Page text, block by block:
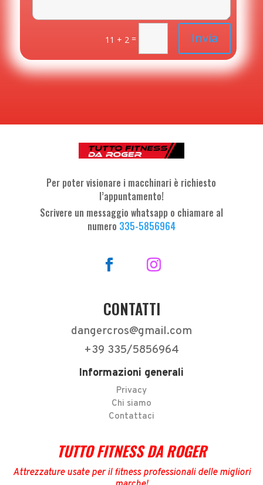
11 + 2 = Invia
Per poter visionare i macchinari è richiesto
l’appuntamento!
Scrivere un messaggio whatsapp o chiamare al
numero 335-5856964
CONTATTI
dangercros@gmail.com
+39 335/5856964
Informazioni generali
Privacy
Chi siamo
Contattaci
TUTTO FITNESS DA ROGER
Attrezzature usate per il fitness professionali delle migliori